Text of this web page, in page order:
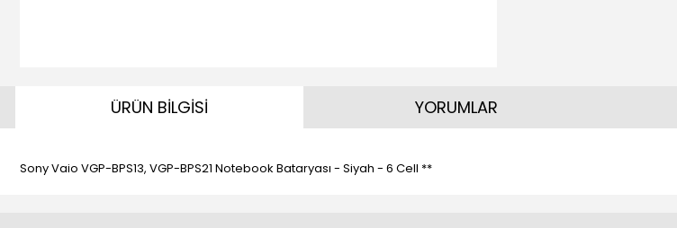
ÜRÜN BİLGİSİ
Sony Vaio VGP-BPS13, VGP-BPS21 Notebook Bataryası - Siyah - 6 Cell **
YORUMLAR